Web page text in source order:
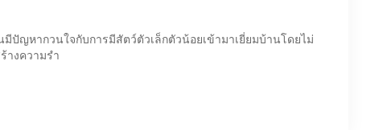
ปัญหากวนใจกับการมีสัตว์ตัวเล็กตัวน้อยเข้ามาเยี่ยมบ้านโดยไม่
างความรำ